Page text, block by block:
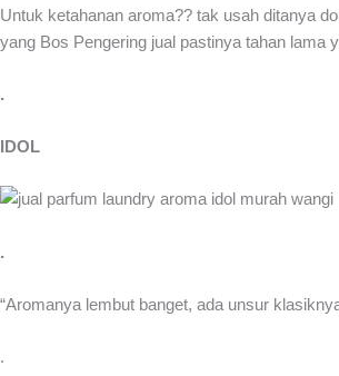
Untuk ketahanan aroma?? tak usah ditanya
yang Bos Pengering jual pastinya tahan lama
.
IDOL
.
“Aromanya lembut banget, ada unsur
.